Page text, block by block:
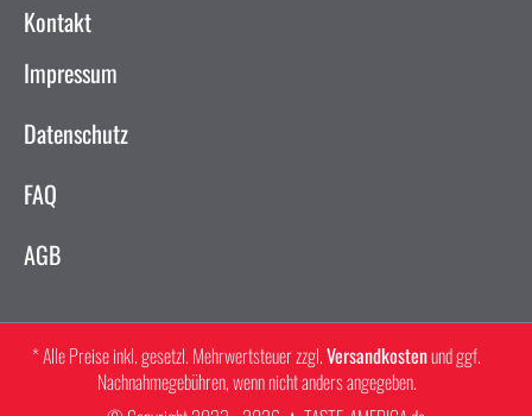
Kontakt
Impressum
Datenschutz
FAQ
AGB
* Alle Preise inkl. gesetzl. Mehrwertsteuer zzgl.Versandkostenund ggf.
Nachnahmegebühren, wenn nicht anders angegeben.